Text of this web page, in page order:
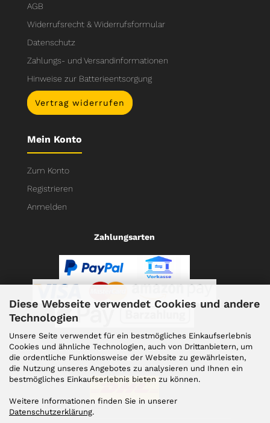
Diese Webseite verwendet Cookies und andere
Technologien
Unsere Seite verwendet für ein bestmögliches Einkaufserlebnis
Cookies und ähnliche Technologien, auch von Drittanbietern, um
die ordentliche Funktionsweise der Website zu gewährleisten,
die Nutzung unseres Angebotes zu analysieren und Ihnen ein
bestmögliches Einkaufserlebnis bieten zu können.
Weitere Informationen finden Sie in unserer
Datenschutzerklärung.
AGB
Widerrufsrecht & Widerrufsformular
Datenschutz
Zahlungs- und Versandinformationen
Hinweise zur Batterieentsorgung
Vertrag widerrufen
Mein Konto
Zum Konto
Registrieren
Anmelden
Zahlungsarten
Versand